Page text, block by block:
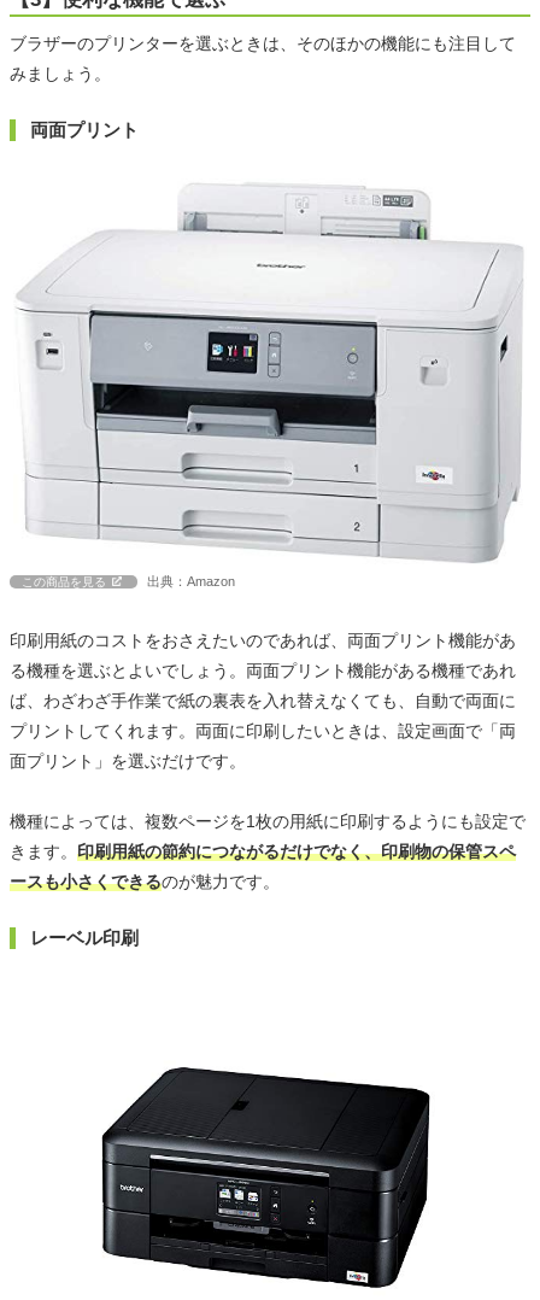
ブラザーのプリンターを選ぶときは、そのほかの機能にも注目して
みましょう。
両面プリント
この商品を見る 出典：Amazon
印刷用紙のコストをおさえたいのであれば、両面プリント機能があ
る機種を選ぶとよいでしょう。両面プリント機能がある機種であれ
ば、わざわざ手作業で紙の裏表を入れ替えなくても、自動で両面に
プリントしてくれます。両面に印刷したいときは、設定画面で「両
面プリント」を選ぶだけです。
機種によっては、複数ページを1枚の用紙に印刷するようにも設定で
きます。 印刷用紙の節約につながるだけでなく、印刷物の保管スペ
ースも小さくできるのが魅力です。
レーベル印刷